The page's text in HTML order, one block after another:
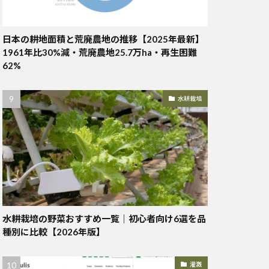
日本の耕地面積と荒廃農地の推移【2025年最新】
1961年比30%減・荒廃農地25.7万ha・再生困難
62%
水耕栽培
水耕栽培の野菜おすすめ一覧｜初心者向け6選を品
種別に比較【2026年版】
灌漑